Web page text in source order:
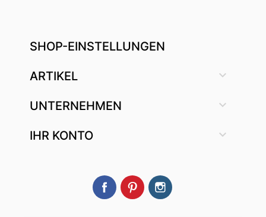
SHOP-EINSTELLUNGEN
ARTIKEL 
UNTERNEHMEN 
IHR KONTO 
FacebookPinterest